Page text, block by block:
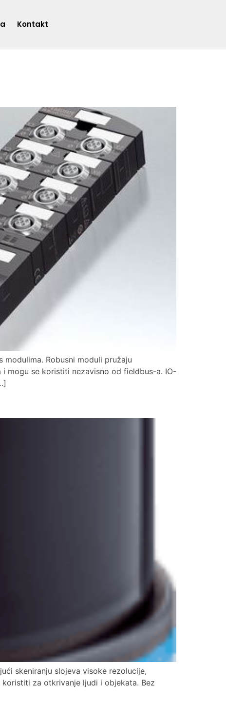
Kontakt
Robusni moduli pružaju
mogu se koristiti nezavisno od fieldbus-a. IO-
skeniranju slojeva visoke rezolucije,
za otkrivanje ljudi i objekata. Bez